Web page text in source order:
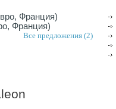
Франция)
Франция)
Все предложения (2)